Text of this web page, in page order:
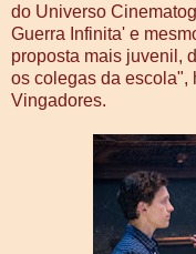
do Universo
Guerra Infinita' e
proposta mais juvenil,
os colegas da escola",
Vingadores.